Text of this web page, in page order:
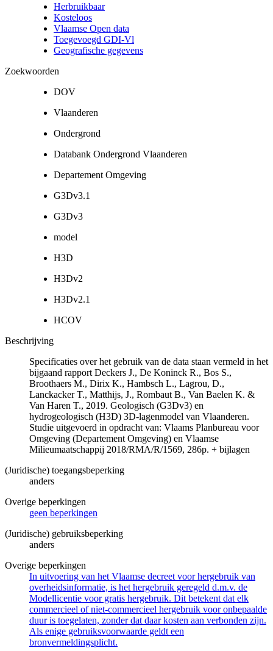
Herbruikbaar
Kosteloos
Vlaamse Open data
Toegevoegd GDI-Vl
Geografische gegevens
Zoekwoorden
DOV
Vlaanderen
Ondergrond
Databank Ondergrond Vlaanderen
Departement Omgeving
G3Dv3.1
G3Dv3
model
H3D
H3Dv2
H3Dv2.1
HCOV
Beschrijving
Specificaties over het gebruik van de data staan vermeld in het
bijgaand rapport Deckers J., De Koninck R., Bos S.,
Broothaers M., Dirix K., Hambsch L., Lagrou, D.,
Lanckacker T., Matthijs, J., Rombaut B., Van Baelen K. &
Van Haren T., 2019. Geologisch (G3Dv3) en
hydrogeologisch (H3D) 3D-lagenmodel van Vlaanderen.
Studie uitgevoerd in opdracht van: Vlaams Planbureau voor
Omgeving (Departement Omgeving) en Vlaamse
Milieumaatschappij 2018/RMA/R/1569, 286p. + bijlagen
(Juridische) toegangsbeperking
anders
Overige beperkingen
geen beperkingen
(Juridische) gebruiksbeperking
anders
Overige beperkingen
In uitvoering van het Vlaamse decreet voor hergebruik van
overheidsinformatie, is het hergebruik geregeld d.m.v. de
Modellicentie voor gratis hergebruik. Dit betekent dat elk
commercieel of niet-commercieel hergebruik voor onbepaalde
duur is toegelaten, zonder dat daar kosten aan verbonden zijn.
Als enige gebruiksvoorwaarde geldt een
bronvermeldingsplicht.